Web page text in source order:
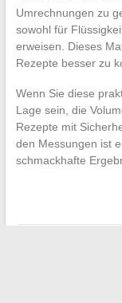
Umrechnungen zu
sowohl für
erweisen. Dieses
Rezepte besser zu
Wenn Sie diese
Lage sein, die
Rezepte mit
den Messungen ist
schmackhafte